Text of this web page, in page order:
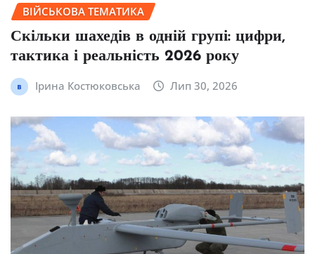
ВІЙСЬКОВА ТЕМАТИКА
Скільки шахедів в одній групі: цифри,
тактика і реальність 2026 року
Ірина Костюковська Лип 30, 2026